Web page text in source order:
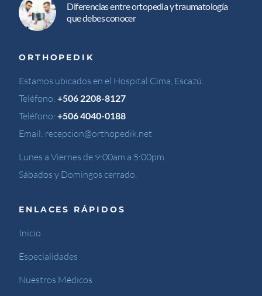
Diferencias entre ortopedia y traumatología
que debes conocer
ORTHOPEDIK
Estamos ubicados en el Hospital Cima, Escazú.
Teléfono:+506 2208-8127
Teléfono:+506 4040-0188
Email: recepcion@orthopedik.net
Lunes a Viernes de 9:00am a 5:00pm
Sábados y Domingos cerrado.
ENLACES RÁPIDOS
Inicio
Especialidades
Nuestros Médicos